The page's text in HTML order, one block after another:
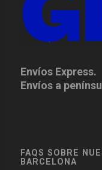
Envíos Express.
Envíos a
FAQS SOBRE
BARCELONA